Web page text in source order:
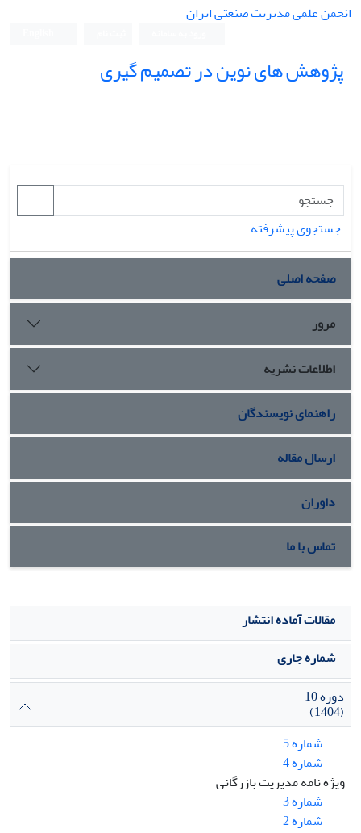
انجمن علمی مدیریت صنعتی ایران
پژوهش های نوین در تصمیم گیری
جستجوی پیشرفته
صفحه اصلی
مرور
اطلاعات نشریه
راهنمای نویسندگان
ارسال مقاله
داوران
تماس با ما
مقالات آماده انتشار
شماره جاری
دوره 10
(1404)
شماره 5
شماره 4
ویژه نامه مدیریت بازرگانی
شماره 3
شماره 2